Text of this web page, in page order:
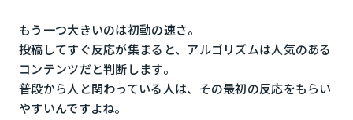
もう一つ大きいのは初動の速さ。
投稿してすぐ反応が集まると、アルゴリズムは人気のある
コンテンツだと判断します。
普段から人と関わっている人は、その最初の反応をもらい
やすいんですよね。